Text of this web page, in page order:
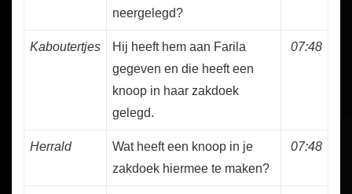
neergelegd?
Kaboutertjes
Hij heeft hem aan Farila
gegeven en die heeft een
knoop in haar zakdoek
gelegd.
07:48
Herrald
Wat heeft een knoop in je
zakdoek hiermee te maken?
07:48